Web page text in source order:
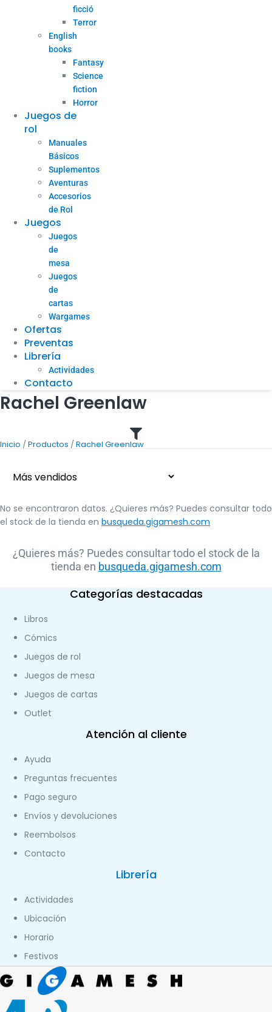
ficció
Terror
English
books
Fantasy
Science
fiction
Horror
Juegos de
rol
Manuales
Básicos
Suplementos
Aventuras
Accesorios
de Rol
Juegos
Juegos
de
mesa
Juegos
de
cartas
Wargames
Ofertas
Preventas
Librería
Actividades
Contacto
Rachel Greenlaw
Inicio /Productos /Rachel Greenlaw
No se encontraron datos. ¿Quieres más? Puedes consultar todo
el stock de la tienda en busqueda.gigamesh.com
¿Quieres más? Puedes consultar todo el stock de la
tienda en busqueda.gigamesh.com
Categorías destacadas
Libros
Cómics
Juegos de rol
Juegos de mesa
Juegos de cartas
Outlet
Atención al cliente
Ayuda
Preguntas frecuentes
Pago seguro
Envíos y devoluciones
Reembolsos
Contacto
Librería
Actividades
Ubicación
Horario
Festivos